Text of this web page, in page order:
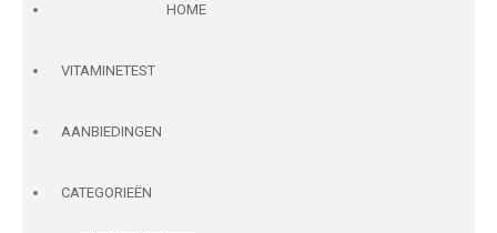
HOME
VITAMINETEST
AANBIEDINGEN
CATEGORIEËN